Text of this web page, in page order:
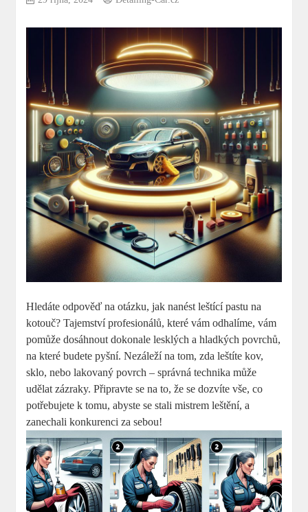
Hledáte odpověď na otázku, jak nanést leštící pastu na
kotouč? Tajemství profesionálů, které vám odhalíme, vám
pomůže dosáhnout dokonale lesklých a hladkých povrchů,
na které budete pyšní. Nezáleží na tom, zda leštíte kov,
sklo, nebo lakovaný povrch – správná technika může
udělat zázraky. Připravte se na to, že se dozvíte vše, co
potřebujete k tomu, abyste se stali mistrem leštění, a
zanechali konkurenci za sebou!